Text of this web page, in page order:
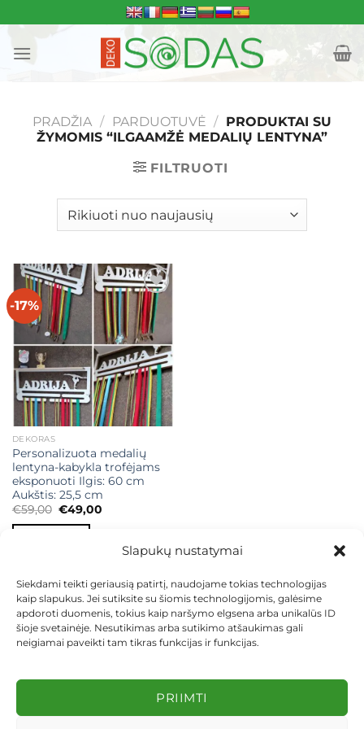
Slapukų nustatymai
Siekdami teikti geriausią patirtį, naudojame tokias technologijas
kaip slapukus. Jei sutiksite su šiomis technologijomis, galėsime
apdoroti duomenis, tokius kaip naršymo elgsena arba unikalūs ID
šioje svetainėje. Nesutikimas arba sutikimo atšaukimas gali
neigiamai paveikti tam tikras funkcijas ir funkcijas.
PRIIMTI
to
content
PRADŽIA / PARDUOTUVĖ / PRODUKTAI SU
ŽYMOMIS “ILGAAMŽĖ MEDALIŲ LENTYNA”
FILTRUOTI
-17% Mėgstamiausias
DEKORAS
Personalizuota medalių
lentyna-kabykla trofėjams
eksponuoti Ilgis: 60 cm
Aukštis: 25,5 cm
€59,00 Original
price
was:
€49,00Current
KEITIMAS IR GRĄŽINIMAS
PRIVATUMO POLITIKA
Visos teisės saugomos 2026 ©dekosodas.lt